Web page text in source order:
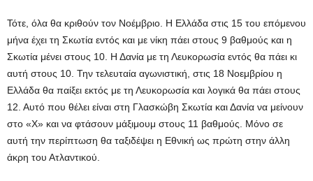
Τότε, όλα θα κριθούν τον Νοέμβριο. Η Ελλάδα στις 15 του επόμενου
μήνα έχει τη Σκωτία εντός και με νίκη πάει στους 9 βαθμούς και η
Σκωτία μένει στους 10. Η Δανία με τη Λευκορωσία εντός θα πάει κι
αυτή στους 10. Την τελευταία αγωνιστική, στις 18 Νοεμβρίου η
Ελλάδα θα παίξει εκτός με τη Λευκορωσία και λογικά θα πάει στους
12. Αυτό που θέλει είναι στη Γλασκώβη Σκωτία και Δανία να μείνουν
στο «Χ» και να φτάσουν μάξιμουμ στους 11 βαθμούς. Μόνο σε
αυτή την περίπτωση θα ταξιδέψει η Εθνική ως πρώτη στην άλλη
άκρη του Ατλαντικού.